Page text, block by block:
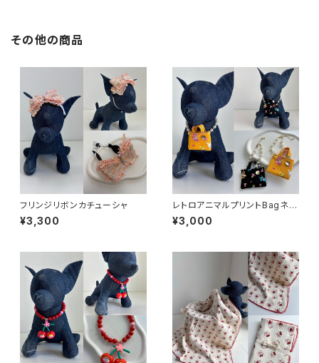
その他の商品
フリンジリボンカチューシャ
¥3,300
レトロアニマルプリントBagネッ
クレス
¥3,000